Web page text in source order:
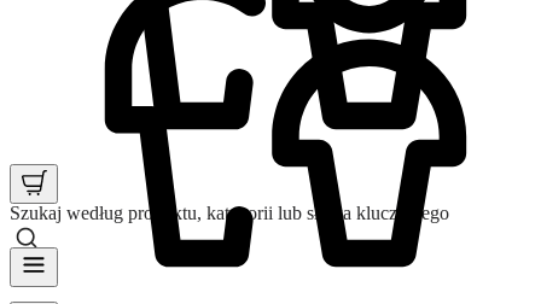
Szukaj według produktu, kategorii lub słowa kluczowego